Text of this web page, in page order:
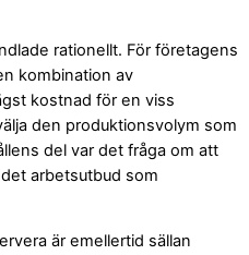
rationellt. För företagens
kombination av
kostnad för en viss
den produktionsvolym som
del var det fråga om att
arbetsutbud som
är emellertid sällan